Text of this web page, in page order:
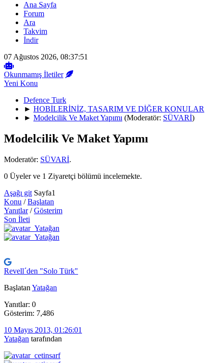
Ana Sayfa
Forum
Ara
Takvim
İndir
07 Ağustos 2026, 08:37:51
Okunmamış İletiler
Yeni Konu
Defence Turk
► HOBİLERİNİZ, TASARIM VE DİĞER KONULAR
► Modelcilik Ve Maket Yapımı (Moderatör: SÜVARİ)
Modelcilik Ve Maket Yapımı
Moderatör: SÜVARİ.
0 Üyeler ve 1 Ziyaretçi bölümü incelemekte.
Aşağı git Sayfa1
Konu /Başlatan
Yanıtlar/Gösterim
Son İleti
Revell´den "Solo Türk"
Başlatan Yatağan
Yanıtlar: 0
Gösterim: 7,486
10 Mayıs 2013, 01:26:01
Yatağan tarafından